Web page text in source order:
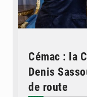
Cémac : la
Denis
de route